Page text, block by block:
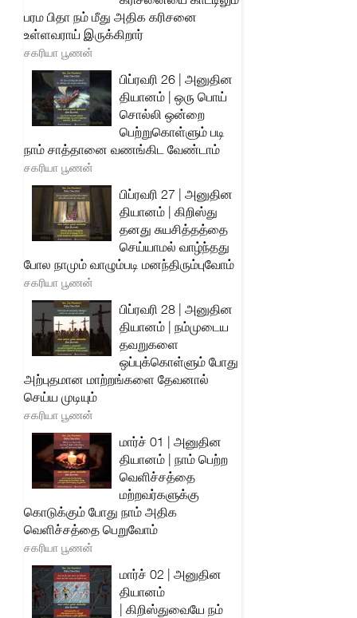
பரம பிதா நம் மீது அதிக கரிசனை
உள்ளவராய் இருக்கிறார்
சகரியா பூணன்
பிப்ரவரி 26 | அனுதின
தியானம் | ஒரு பொய்
சொல்லி ஒன்றை
பெற்றுகொள்ளும் படி
நாம் சாத்தானை வணங்கிட வேண்டாம்
சகரியா பூணன்
பிப்ரவரி 27 | அனுதின
தியானம் | கிறிஸ்து
தனது சுயசித்தத்தை
செய்யாமல் வாழ்ந்தது
போல நாமும் வாழும்படி மனந்திரும்புவோம்
சகரியா பூணன்
பிப்ரவரி 28 | அனுதின
தியானம் | நம்முடைய
தவறுகளை
ஒப்புக்கொள்ளும் போது
அற்புதமான மாற்றங்களை தேவனால்
செய்ய முடியும்
சகரியா பூணன்
மார்ச் 01 | அனுதின
தியானம் | நாம் பெற்ற
வெளிச்சத்தை
மற்றவர்களுக்கு
கொடுக்கும் போது நாம் அதிக
வெளிச்சத்தை பெறுவோம்
சகரியா பூணன்
மார்ச் 02 | அனுதின
தியானம்
| கிறிஸ்துவையே நம்